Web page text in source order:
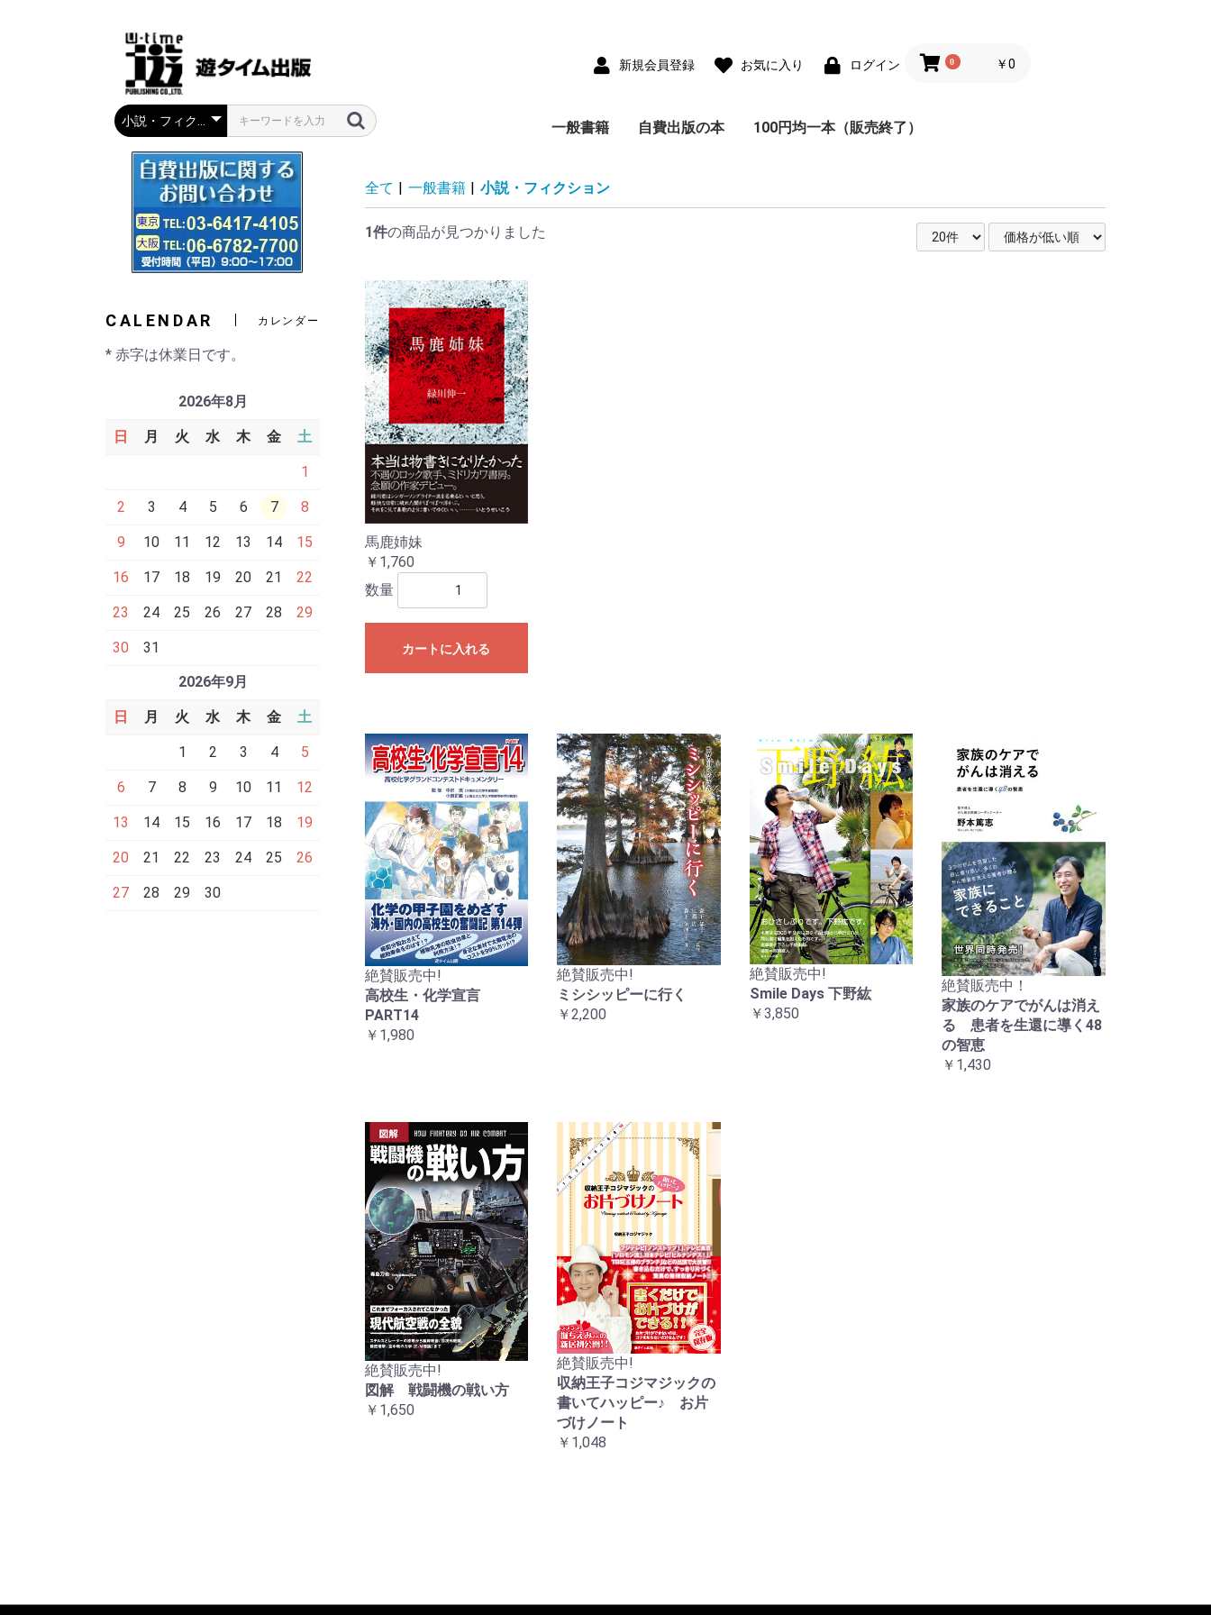
新規会員登録 お気に入り ログイン 0 ￥0
一般書籍
紙芝居)
学
ション
自費出版の本 100円均一本（販売終了）
CALENDAR カレンダー
* 赤字は休業日です。
2026年8月
日 月 火 水 木 金 土
1
2 3 4 5 6 7 8
9 10 11 12 13 14 15
16 17 18 19 20 21 22
23 24 25 26 27 28 29
30
31
2026年9月
日 月 火 水 木 金 土
1 2 3 4 5
6 7 8 9 10 11 12
13 14 15 16 17 18 19
20 21 22 23 24 25 26
27 28 29 30
全て | 一般書籍 | 小説・フィクション
1件の商品が見つかりました
馬鹿姉妹
￥1,760
数量
カートに入れる
絶賛販売中!
高校生・化学宣言
PART14
￥1,980
絶賛販売中!
ミシシッピーに行く
￥2,200
絶賛販売中!
Smile Days 下野紘
￥3,850
絶賛販売中！
家族のケアでがんは消え
る 患者を生還に導く48
の智恵
￥1,430
絶賛販売中!
図解 戦闘機の戦い方
￥1,650
絶賛販売中!
収納王子コジマジックの
書いてハッピー♪ お片
づけノート
￥1,048